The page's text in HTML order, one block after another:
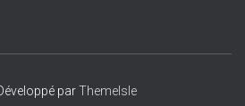
parThemeIsle